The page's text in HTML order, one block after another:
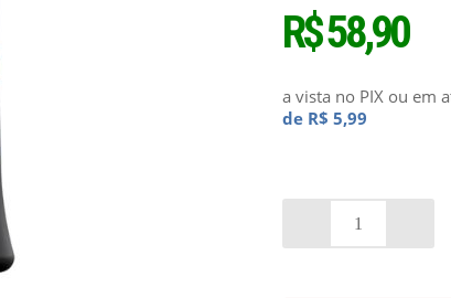
R$ 58,90
a vista no PIX ou em
de R$ 5,99